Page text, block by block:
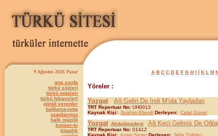
9 Ağustos 2026 Pazar
ana sayfa
türkü sözleri
türkü notaları
türkü hikayeleri
gönül verenler
bağlama-nota
ozanlarımız
halk müziği
konser-tv
kitaplık
A B C Ç D E F G H I İ K L M
Yöreler :
Yozgat
Ağ Gelin De İndi M'ola Yayladan
TRT Repertuar No: UH0013
Kaynak Kişi:
İbrahim Efendi Derleyen: Celal Günel
Yozgat Akdağmadeni Ağ Keçi Gelmiş De
TRT Repertuar No: 01412
Kaynak Kişi: Aysel Sezer Derleyen: Nida Tüfekçi